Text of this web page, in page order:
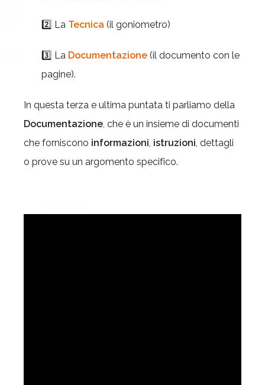
2️⃣ La Tecnica (il goniometro)
3️⃣ La Documentazione (il documento con le
pagine).
In questa terza e ultima puntata ti parliamo della
Documentazione, che è un insieme di documenti
che forniscono informazioni, istruzioni, dettagli
o prove su un argomento specifico.